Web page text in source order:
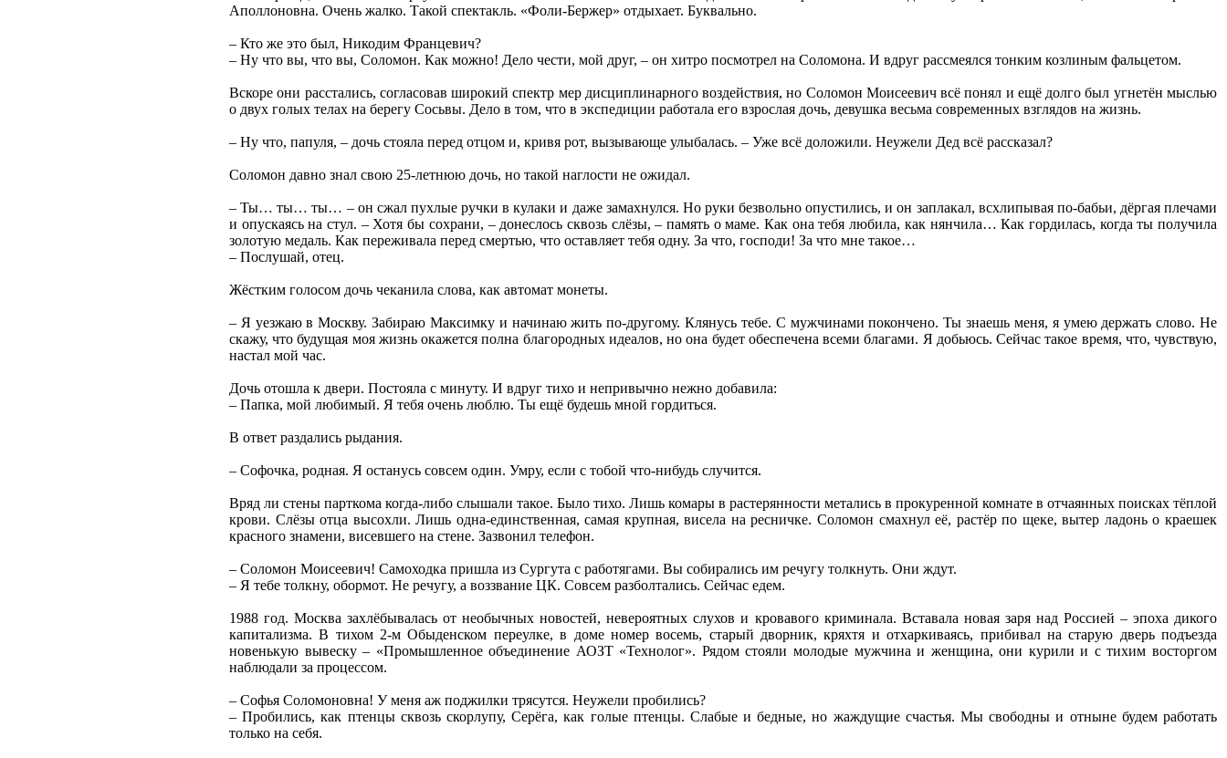
Аполлоновна. Очень жалко. Такой спектакль. «Фоли-Бержер» отдыхает. Буквально.
– Кто же это был, Никодим Францевич?
– Ну что вы, что вы, Соломон. Как можно! Дело чести, мой друг, – он хитро посмотрел на Соломона. И вдруг рассмеялся тонким козлиным фальцетом.
Вскоре они расстались, согласовав широкий спектр мер дисциплинарного воздействия, но Соломон Моисеевич всё понял и ещё долго был угнетён мыслью
о двух голых телах на берегу Сосьвы. Дело в том, что в экспедиции работала его взрослая дочь, девушка весьма современных взглядов на жизнь.
– Ну что, папуля, – дочь стояла перед отцом и, кривя рот, вызывающе улыбалась. – Уже всё доложили. Неужели Дед всё рассказал?
Соломон давно знал свою 25-летнюю дочь, но такой наглости не ожидал.
– Ты… ты… ты… – он сжал пухлые ручки в кулаки и даже замахнулся. Но руки безвольно опустились, и он заплакал, всхлипывая по-бабьи, дёргая плечами
и опускаясь на стул. – Хотя бы сохрани, – донеслось сквозь слёзы, – память о маме. Как она тебя любила, как нянчила… Как гордилась, когда ты получила
золотую медаль. Как переживала перед смертью, что оставляет тебя одну. За что, господи! За что мне такое…
– Послушай, отец.
Жёстким голосом дочь чеканила слова, как автомат монеты.
– Я уезжаю в Москву. Забираю Максимку и начинаю жить по-другому. Клянусь тебе. С мужчинами покончено. Ты знаешь меня, я умею держать слово. Не
скажу, что будущая моя жизнь окажется полна благородных идеалов, но она будет обеспечена всеми благами. Я добьюсь. Сейчас такое время, что, чувствую,
настал мой час.
Дочь отошла к двери. Постояла с минуту. И вдруг тихо и непривычно нежно добавила:
– Папка, мой любимый. Я тебя очень люблю. Ты ещё будешь мной гордиться.
В ответ раздались рыдания.
– Софочка, родная. Я останусь совсем один. Умру, если с тобой что-нибудь случится.
Вряд ли стены парткома когда-либо слышали такое. Было тихо. Лишь комары в растерянности метались в прокуренной комнате в отчаянных поисках тёплой
крови. Слёзы отца высохли. Лишь одна-единственная, самая крупная, висела на ресничке. Соломон смахнул её, растёр по щеке, вытер ладонь о краешек
красного знамени, висевшего на стене. Зазвонил телефон.
– Соломон Моисеевич! Самоходка пришла из Сургута с работягами. Вы собирались им речугу толкнуть. Они ждут.
– Я тебе толкну, обормот. Не речугу, а воззвание ЦК. Совсем разболтались. Сейчас едем.
1988 год. Москва захлёбывалась от необычных новостей, невероятных слухов и кровавого криминала. Вставала новая заря над Россией – эпоха дикого
капитализма. В тихом 2-м Обыденском переулке, в доме номер восемь, старый дворник, кряхтя и отхаркиваясь, прибивал на старую дверь подъезда
новенькую вывеску – «Промышленное объединение АОЗТ «Технолог». Рядом стояли молодые мужчина и женщина, они курили и с тихим восторгом
наблюдали за процессом.
– Софья Соломоновна! У меня аж поджилки трясутся. Неужели пробились?
– Пробились, как птенцы сквозь скорлупу, Серёга, как голые птенцы. Слабые и бедные, но жаждущие счастья. Мы свободны и отныне будем работать
только на себя.